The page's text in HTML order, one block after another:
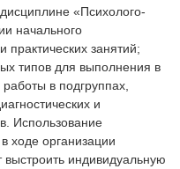
«Психолого-
начального
практических занятий;
типов для выполнения в
в подгруппах,
и
Использование
ходе организации
индивидуальную